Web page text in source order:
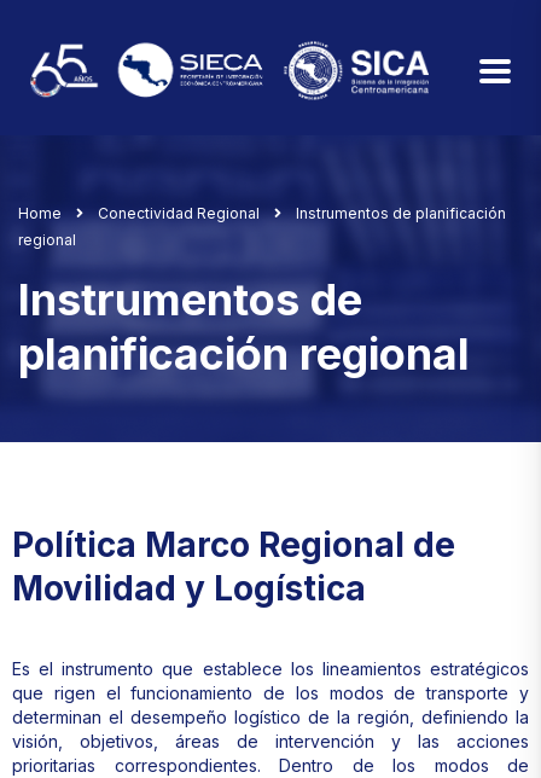
Home Conectividad Regional
Instrumentos de planificación
regional
Instrumentos de
planificación regional
Política Marco Regional de
Movilidad y Logística
Es el instrumento que establece los lineamientos estratégicos
que rigen el funcionamiento de los modos de transporte y
determinan el desempeño logístico de la región, definiendo la
visión, objetivos, áreas de intervención y las acciones
prioritarias correspondientes. Dentro de los modos de